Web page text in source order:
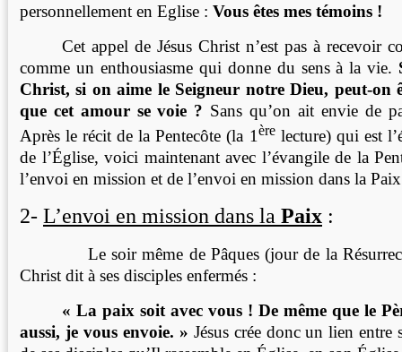
personnellement en Eglise : Vous êtes mes témoins !
Cet appel de Jésus Christ n’est pas à recevoir
comme un enthousiasme qui donne du sens à la vie.
Christ, si on aime le Seigneur notre Dieu, peut-on
que cet amour se voie ? Sans qu’on ait envie de
Après le récit de la Pentecôte (la 1 èrelecture) qui est
de l’Église, voici maintenant avec l’évangile de la
l’envoi en mission et de l’envoi en mission dans la
2- L’envoi en mission dans la Paix :
Le soir même de Pâques (jour de la
Christ dit à ses disciples enfermés :
« La paix soit avec vous ! De même que le
aussi, je vous envoie. » Jésus crée donc un lien entre